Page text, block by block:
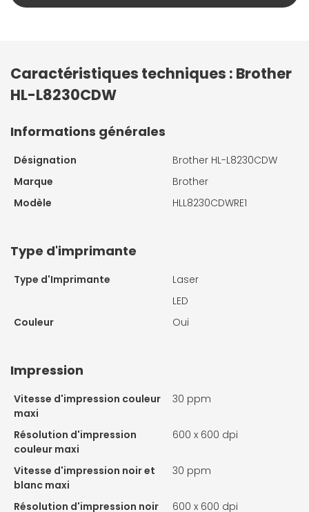
Caractéristiques techniques : Brother
HL-L8230CDW
Informations générales
Désignation
Brother HL-L8230CDW
Marque
Brother
Modèle
HLL8230CDWRE1
Type d'imprimante
Type d'Imprimante
Laser
LED
Couleur
Oui
Impression
Vitesse d'impression couleur
maxi
30 ppm
Résolution d'impression
couleur maxi
600 x 600 dpi
Vitesse d'impression noir et
blanc maxi
30 ppm
Résolution d'impression noir 600 x 600 dpi